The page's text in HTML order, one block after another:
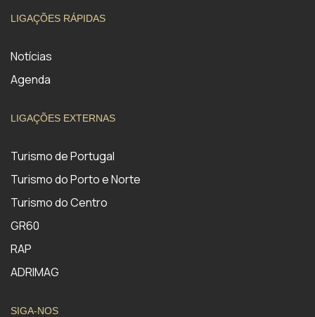
LIGAÇÕES RÁPIDAS
Notícias
Agenda
LIGAÇÕES EXTERNAS
Turismo de Portugal
Turismo do Porto e Norte
Turismo do Centro
GR60
RAP
ADRIMAG
SIGA-NOS